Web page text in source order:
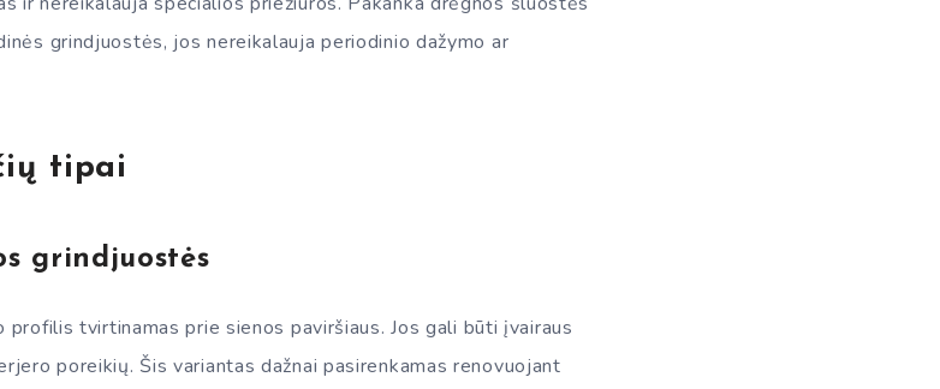
grindjuostės, jos nereikalauja periodinio dažymo ar
tipai
grindjuostės
profilis tvirtinamas prie sienos paviršiaus. Jos gali būti įvairaus
poreikių. Šis variantas dažnai pasirenkamas renovuojant